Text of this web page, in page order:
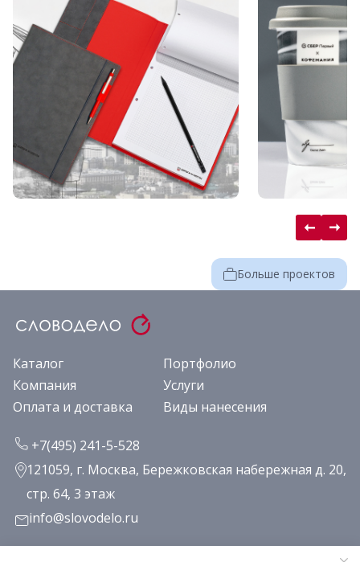
Больше проектов
Каталог
Портфолио
Компания
Услуги
Оплата и доставка
Виды нанесения
+7(495) 241-5-528
121059, г. Москва, Бережковская набережная д. 20,
стр. 64, 3 этаж
info@slovodelo.ru